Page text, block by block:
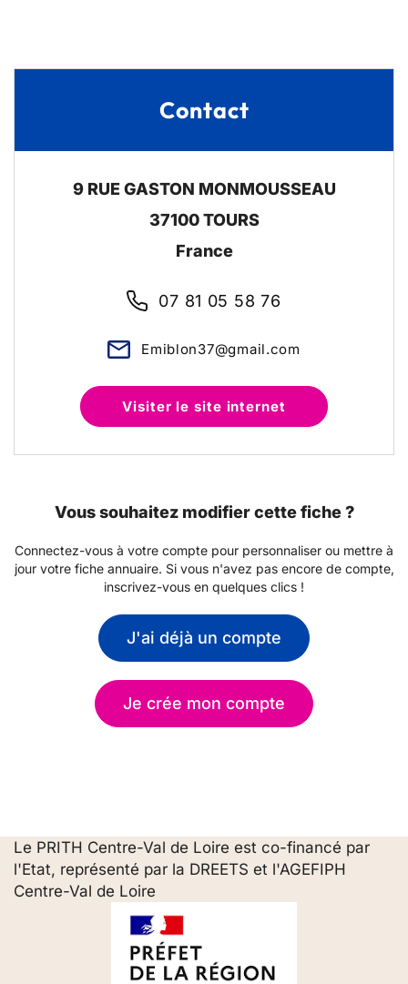
Contact
9 RUE GASTON MONMOUSSEAU
37100TOURS
France
07 81 05 58 76
Emiblon37@gmail.com
Visiter le site internet
Vous souhaitez modifier cette fiche ?
Connectez-vous à votre compte pour personnaliser ou mettre à
jour votre fiche annuaire. Si vous n'avez pas encore de compte,
inscrivez-vous en quelques clics !
J'ai déjà un compte
Je crée mon compte
Le PRITH Centre-Val de Loire est co-financé par
l'Etat, représenté par la DREETS et l'AGEFIPH
Centre-Val de Loire